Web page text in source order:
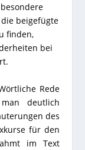
beigefügte
finden,
bei
Rede
deutlich
des
für den
im Text